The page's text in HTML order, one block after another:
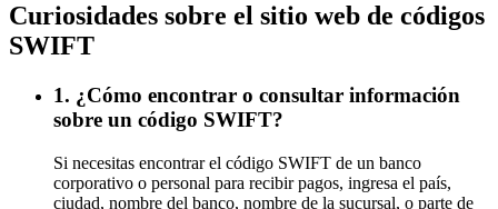
Curiosidades sobre el sitio web de códigos
SWIFT
1. ¿Cómo encontrar o consultar información
sobre un código SWIFT?
Si necesitas encontrar el código SWIFT de un banco
corporativo o personal para recibir pagos, ingresa el país,
ciudad, nombre del banco, nombre de la sucursal, o parte de